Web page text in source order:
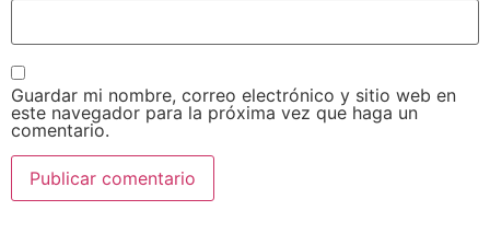
Guardar mi nombre, correo electrónico y sitio web en
este navegador para la próxima vez que haga un
comentario.